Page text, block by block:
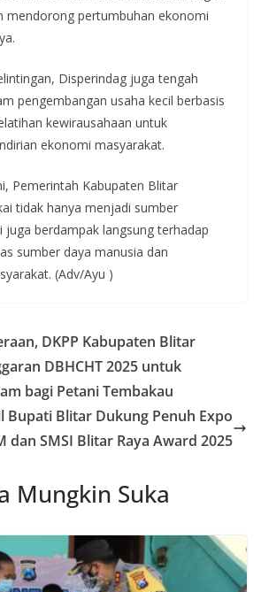
mendorong pertumbuhan ekonomi
Disperindag juga tengah
pengembangan usaha kecil berbasis
kewirausahaan untuk
ekonomi masyarakat.
Pemerintah Kabupaten Blitar
tidak hanya menjadi sumber
juga berdampak langsung terhadap
sumber daya manusia dan
(Adv/Ayu )
DKPP Kabupaten Blitar
DBHCHT 2025 untuk
bagi Petani Tembakau
Bupati Blitar Dukung Penuh Expo
dan SMSI Blitar Raya Award 2025
Mungkin Suka